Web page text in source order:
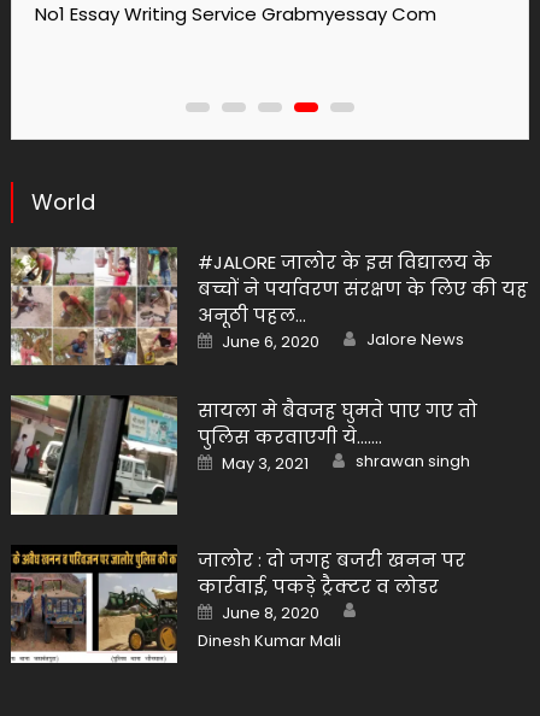
No1 Essay Writing Service Grabmyessay Com
World
#JALORE जालोर के इस विद्यालय के
बच्चों ने पर्यावरण संरक्षण के लिए की यह
अनूठी पहल…
Posted
on
June 6, 2020 Author
Jalore News
सायला मे बैवजह घुमते पाए गए तो
पुलिस करवाएगी ये…….
Posted
on
May 3, 2021 Author
shrawan singh
जालोर : दो जगह बजरी खनन पर
कार्रवाई, पकड़े ट्रैक्टर व लोडर
Posted
on
June 8, 2020
Dinesh Kumar Mali